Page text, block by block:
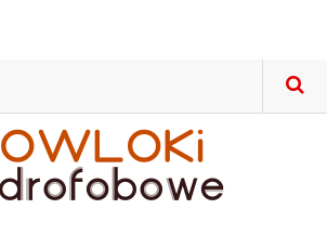
wycieraczka – w jakich